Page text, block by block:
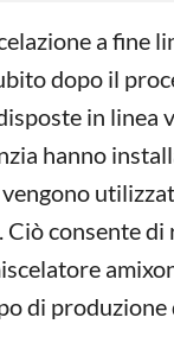
a fine
dopo il
in
hanno
consente di
di produzione